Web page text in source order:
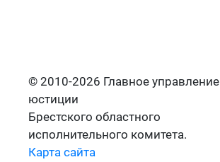
© 2010-2026 Главное управление
юстиции
Брестского областного
исполнительного комитета.
Карта сайта